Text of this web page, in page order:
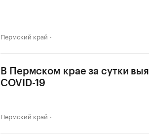
Пермский край
В Пермском крае за сутки
COVID-19
Пермский край